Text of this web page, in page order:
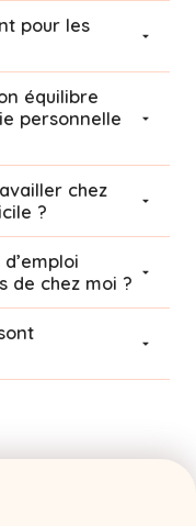
pour les
équilibre
personnelle
chez
?
de chez moi ?